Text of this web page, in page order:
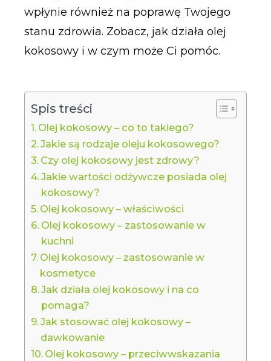
wpłynie również na poprawę Twojego
stanu zdrowia. Zobacz, jak działa olej
kokosowy i w czym może Ci pomóc.
Spis treści
Olej kokosowy – co to takiego?
Jakie są rodzaje oleju kokosowego?
Czy olej kokosowy jest zdrowy?
Jakie wartości odżywcze posiada olej
kokosowy?
Olej kokosowy – właściwości
Olej kokosowy – zastosowanie w
kuchni
Olej kokosowy – zastosowanie w
kosmetyce
Jak działa olej kokosowy i na co
pomaga?
Jak stosować olej kokosowy –
dawkowanie
Olej kokosowy – przeciwwskazania